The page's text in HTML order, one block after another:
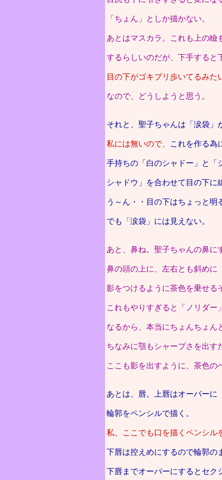
「ちょん」としか描かない。
あとはマスカラ。これも上の瞼
するらしいのだが、下手すると
目の下がゴキブリ歩いてるみた
なので、どうしようと思う。
それと、聖子ちゃんは「涙袋」
私には無いので、 これを作る為
手持ちの「白のシャドー」と「
シャドウ」を合わせて目の下に
う～ん・・目の下はちょっと明
でも「涙袋」には見えない。
あと、鼻ね。聖子ちゃんの鼻に
鼻の頭の上に、左右とも斜めに
影をつけるように茶色を乗せる
これもやりすぎると「ノリダー
なるから、本当にちょんちょん
ちなみに顎もシャープさを出す
ここも影を出すように、茶色の
あとは、唇。上唇はオーバーに
輪郭をペンシルで描く。
私、ここでも口を描くペンシル
下唇は控えめにするので輪郭の
下唇までオーバーにするとセク